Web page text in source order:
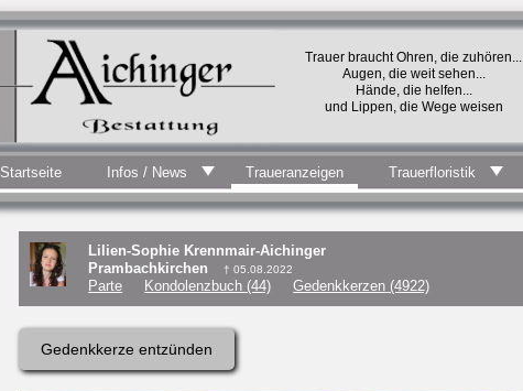
Startseite Infos / News Traueranzeigen Trauerfloristik
Lilien-Sophie Krennmair-Aichinger
Prambachkirchen
† 05.08.2022
Parte
Kondolenzbuch (44) Gedenkkerzen (4922)
Gedenkkerze entzünden
Trauer braucht Ohren, die zuhören...
Augen, die weit sehen...
Hände, die helfen...
und Lippen, die Wege weisen